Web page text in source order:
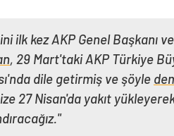
ilk kez AKP Genel Başkanı
, 29 Mart'taki AKP Türkiye
dile getirmiş ve şöyle
27 Nisan'da yakıt